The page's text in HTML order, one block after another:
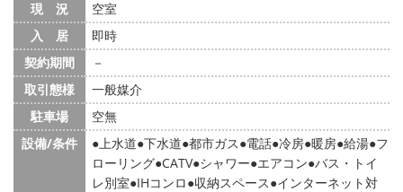
現 況
空室
入 居
即時
契約期間
－
取引態様
一般媒介
駐車場
空無
設備/条件
上水道 下水道 都市ガス 電話 冷房 暖房 給湯 フ
ローリング CATV シャワー エアコン バス・トイ
レ別室 IHコンロ 収納スペース インターネット対